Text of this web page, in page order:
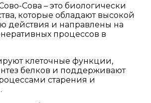
Сова – это биологически
которые обладают высокой
действия и направлены на
процессов в
клеточные функции,
белков и поддерживают
старения и